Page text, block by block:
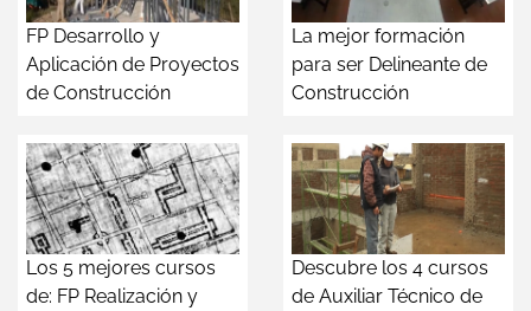
FP Desarrollo y
Aplicación de Proyectos
de Construcción
La mejor formación
para ser Delineante de
Construcción
Los 5 mejores cursos
de: FP Realización y
Descubre los 4 cursos
de Auxiliar Técnico de